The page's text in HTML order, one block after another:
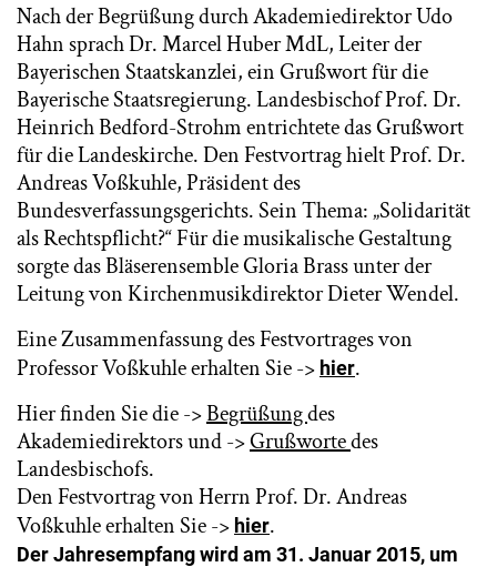
Nach der Begrüßung durch Akademiedirektor Udo
Hahn sprach Dr. Marcel Huber MdL, Leiter der
Bayerischen Staatskanzlei, ein Grußwort für die
Bayerische Staatsregierung. Landesbischof Prof. Dr.
Heinrich Bedford-Strohm entrichtete das Grußwort
für die Landeskirche. Den Festvortrag hielt Prof. Dr.
Andreas Voßkuhle, Präsident des
Bundesverfassungsgerichts. Sein Thema: „Solidarität
als Rechtspflicht?“ Für die musikalische Gestaltung
sorgte das Bläserensemble Gloria Brass unter der
Leitung von Kirchenmusikdirektor Dieter Wendel.
Eine Zusammenfassung des Festvortrages von
Professor Voßkuhle erhalten Sie -> hier.
Hier finden Sie die ->Begrüßungdes
Akademiedirektors und ->Grußwortedes
Landesbischofs.
Den Festvortrag von Herrn Prof. Dr. Andreas
Voßkuhle erhalten Sie -> hier.
Der Jahresempfang wird am 31. Januar 2015, um